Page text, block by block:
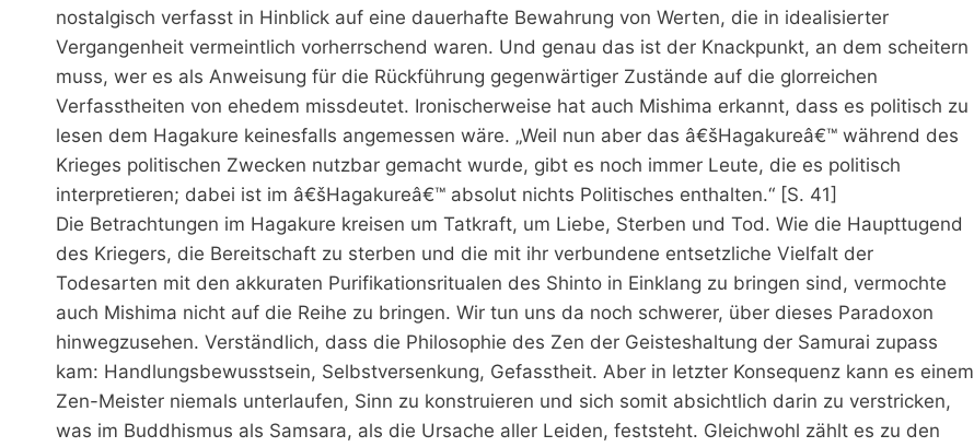
nostalgisch verfasst in Hinblick auf eine dauerhafte Bewahrung von Werten, die in idealisierter
Vergangenheit vermeintlich vorherrschend waren. Und genau das ist der Knackpunkt, an dem scheitern
muss, wer es als Anweisung für die Rückführung gegenwärtiger Zustände auf die glorreichen
Verfasstheiten von ehedem missdeutet. Ironischerweise hat auch Mishima erkannt, dass es politisch zu
lesen dem Hagakure keinesfalls angemessen wäre. „Weil nun aber das â€šHagakureâ€™ während des
Krieges politischen Zwecken nutzbar gemacht wurde, gibt es noch immer Leute, die es politisch
interpretieren; dabei ist im â€šHagakureâ€™ absolut nichts Politisches enthalten.“ [S. 41]
Die Betrachtungen im Hagakure kreisen um Tatkraft, um Liebe, Sterben und Tod. Wie die Haupttugend
des Kriegers, die Bereitschaft zu sterben und die mit ihr verbundene entsetzliche Vielfalt der
Todesarten mit den akkuraten Purifikationsritualen des Shinto in Einklang zu bringen sind, vermochte
auch Mishima nicht auf die Reihe zu bringen. Wir tun uns da noch schwerer, über dieses Paradoxon
hinwegzusehen. Verständlich, dass die Philosophie des Zen der Geisteshaltung der Samurai zupass
kam: Handlungsbewusstsein, Selbstversenkung, Gefasstheit. Aber in letzter Konsequenz kann es einem
Zen-Meister niemals unterlaufen, Sinn zu konstruieren und sich somit absichtlich darin zu verstricken,
was im Buddhismus als Samsara, als die Ursache aller Leiden, feststeht. Gleichwohl zählt es zu den